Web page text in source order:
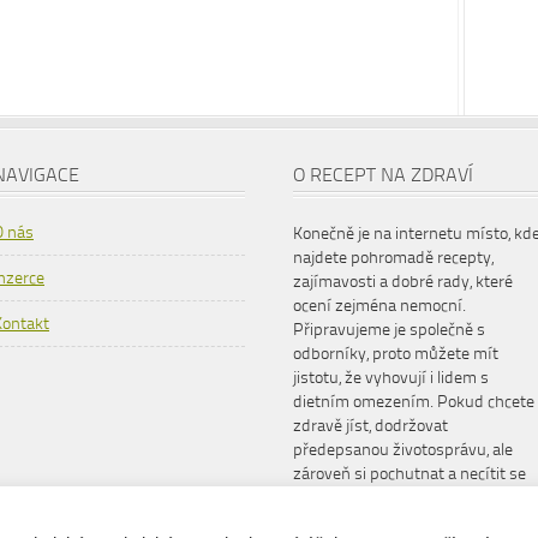
nás
O RECEPT NA ZDRAVÍ
Konečně je na internetu místo,
najdete pohromadě recepty,
zajímavosti a dobré rady, které
ocení zejména nemocní.
Připravujeme je společně s
odborníky, proto můžete mít
jistotu, že vyhovují i lidem s
dietním omezením. Pokud chcete
zdravě jíst, dodržovat
předepsanou životosprávu, ale
zároveň si pochutnat a necítit se